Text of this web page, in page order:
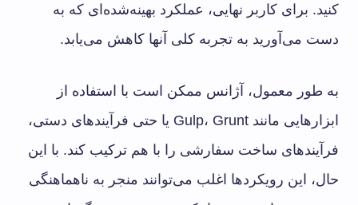
کنید. برای کاربر نهایی، عملکرد بهینه‌شده‌ای که به
دست می‌آورید به تجربه کلی آنها کاهش می‌یابد.
به طور معمول، آژانس ممکن است با استفاده از
ابزارهایی مانند Gulp، Grunt یا حتی فرآیندهای دستی،
فرآیندهای ساخت سفارشی را با هم ترکیب کند. با این
حال، این رویکردها اغلب می‌توانند منجر به ناهماهنگی